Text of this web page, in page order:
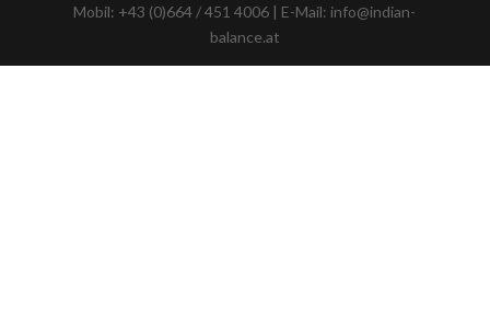
Mobil: +43 (0)664 / 451 4006 | E-Mail: info@indian-
balance.at